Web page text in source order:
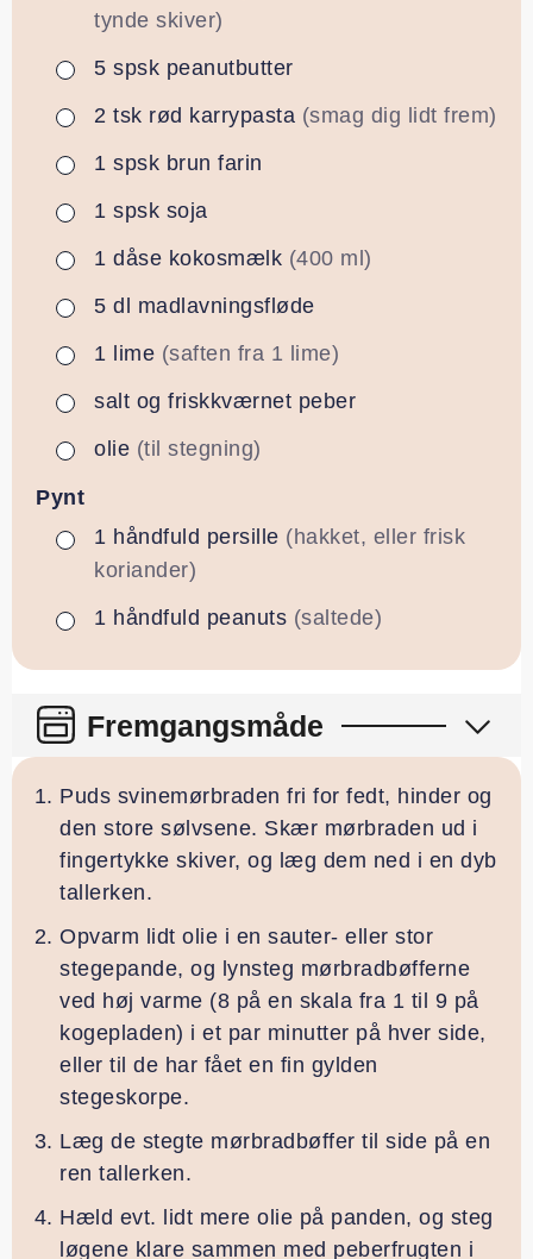
tynde skiver)
▢
5 spsk peanutbutter
▢
2 tsk rød karrypasta (smag dig lidt frem)
▢
1 spsk brun farin
▢
1 spsk soja
▢
1 dåse kokosmælk (400 ml)
▢
5 dl madlavningsfløde
▢
1 lime (saften fra 1 lime)
▢
salt og friskkværnet peber
▢
olie (til stegning)
Pynt
▢
1 håndfuld persille (hakket, eller frisk
koriander)
▢
1 håndfuld peanuts (saltede)
Fremgangsmåde
Puds svinemørbraden fri for fedt, hinder og
den store sølvsene. Skær mørbraden ud i
fingertykke skiver, og læg dem ned i en dyb
tallerken.
Opvarm lidt olie i en sauter- eller stor
stegepande, og lynsteg mørbradbøfferne
ved høj varme (8 på en skala fra 1 til 9 på
kogepladen) i et par minutter på hver side,
eller til de har fået en fin gylden
stegeskorpe.
Læg de stegte mørbradbøffer til side på en
ren tallerken.
Hæld evt. lidt mere olie på panden, og steg
løgene klare sammen med peberfrugten i